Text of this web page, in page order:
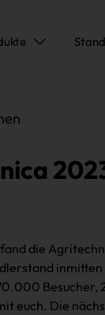
die
inmitten
Besucher,
euch. Die